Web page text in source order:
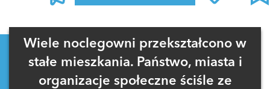
Zaloguj się, aby dodać komentarz
Wiele noclegowni przekształcono w
stałe mieszkania. Państwo, miasta i
organizacje społeczne ściśle ze